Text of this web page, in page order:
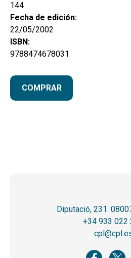
144
Fecha de edición:
22/05/2002
ISBN:
9788474678031
COMPRAR
Diputació, 231.
+34 933 022